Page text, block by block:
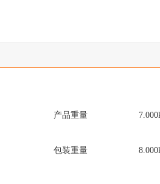
产品重量 7.000
包装重量 8.000